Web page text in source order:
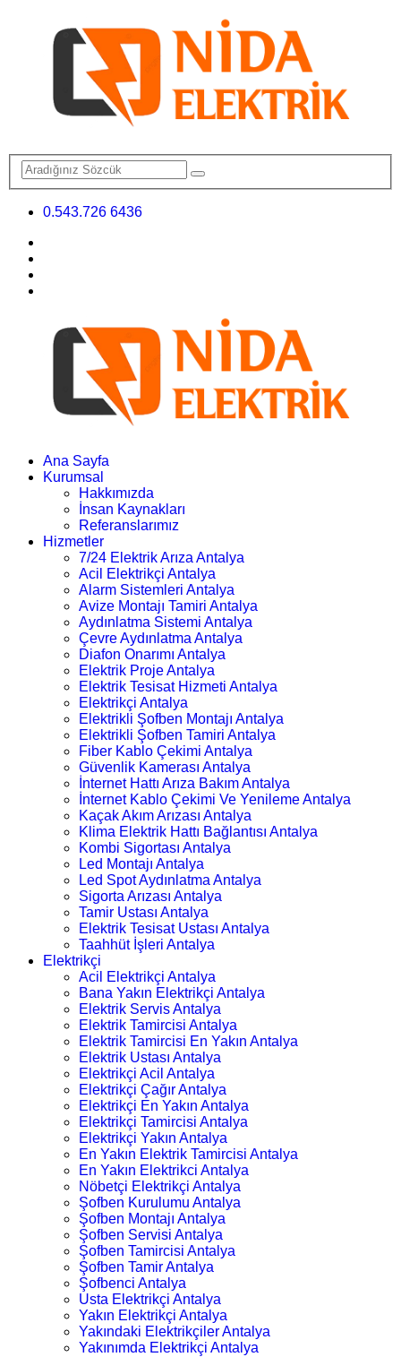
0.543.726 6436
Ana Sayfa
Kurumsal
Hakkımızda
İnsan Kaynakları
Referanslarımız
Hizmetler
7/24 Elektrik Arıza Antalya
Acil Elektrikçi Antalya
Alarm Sistemleri Antalya
Avize Montajı Tamiri Antalya
Aydınlatma Sistemi Antalya
Çevre Aydınlatma Antalya
Diafon Onarımı Antalya
Elektrik Proje Antalya
Elektrik Tesisat Hizmeti Antalya
Elektrikçi Antalya
Elektrikli Şofben Montajı Antalya
Elektrikli Şofben Tamiri Antalya
Fiber Kablo Çekimi Antalya
Güvenlik Kamerası Antalya
İnternet Hattı Arıza Bakım Antalya
İnternet Kablo Çekimi Ve Yenileme Antalya
Kaçak Akım Arızası Antalya
Klima Elektrik Hattı Bağlantısı Antalya
Kombi Sigortası Antalya
Led Montajı Antalya
Led Spot Aydınlatma Antalya
Sigorta Arızası Antalya
Tamir Ustası Antalya
Elektrik Tesisat Ustası Antalya
Taahhüt İşleri Antalya
Elektrikçi
Acil Elektrikçi Antalya
Bana Yakın Elektrikçi Antalya
Elektrik Servis Antalya
Elektrik Tamircisi Antalya
Elektrik Tamircisi En Yakın Antalya
Elektrik Ustası Antalya
Elektrikçi Acil Antalya
Elektrikçi Çağır Antalya
Elektrikçi En Yakın Antalya
Elektrikçi Tamircisi Antalya
Elektrikçi Yakın Antalya
En Yakın Elektrik Tamircisi Antalya
En Yakın Elektrikci Antalya
Nöbetçi Elektrikçi Antalya
Şofben Kurulumu Antalya
Şofben Montajı Antalya
Şofben Servisi Antalya
Şofben Tamircisi Antalya
Şofben Tamir Antalya
Şofbenci Antalya
Usta Elektrikçi Antalya
Yakın Elektrikçi Antalya
Yakındaki Elektrikçiler Antalya
Yakınımda Elektrikçi Antalya